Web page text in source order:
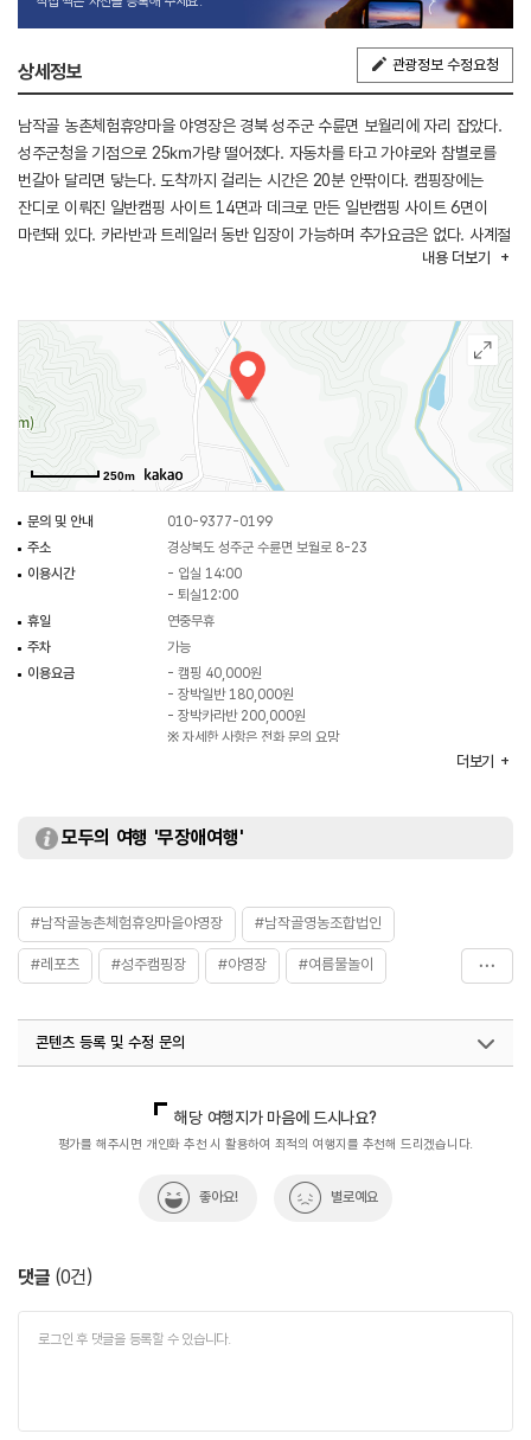
상세정보 관광정보 수정요청
남작골 농촌체험휴양마을 야영장은 경북 성주군 수륜면 보월리에 자리 잡았다.
성주군청을 기점으로 25㎞가량 떨어졌다. 자동차를 타고 가야로와 참별로를
번갈아 달리면 닿는다. 도착까지 걸리는 시간은 20분 안팎이다. 캠핑장에는
잔디로 이뤄진 일반캠핑 사이트 14면과 데크로 만든 일반캠핑 사이트 6면이
마련돼 있다. 카라반과 트레일러 동반 입장이 가능하며 추가요금은 없다. 사계절
내내 장박이 가능하다. 주변에는 가야산국립공원, 해인사 등이 있어 연계 관광이
※ 반려동물 동반 불가
내용 더보기
250m
문의 및 안내
010-9377-0199
주소
경상북도 성주군 수륜면 보월로 8-23
이용시간
- 입실 14:00
- 퇴실12:00
휴일
연중무휴
주차
가능
이용요금
- 캠핑 40,000원
- 장박일반 180,000원
- 장박카라반 200,000원
※ 자세한 사항은 전화 문의 요망
더보기
모두의 여행 '무장애여행'
#남작골농촌체험휴양마을야영장 #남작골영농조합법인
#레포츠 #성주캠핑장 #야영장 #여름물놀이
콘텐츠 등록 및 수정 문의
해당 여행지가 마음에 드시나요?
평가를 해주시면 개인화 추천 시 활용하여 최적의 여행지를 추천해 드리겠습니다.
좋아요! 별로예요
댓글 (0건)